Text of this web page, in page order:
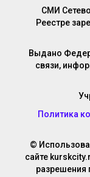
СМИ
Реестре
Выдано
связи,
Политика
©
сайте
разрешения